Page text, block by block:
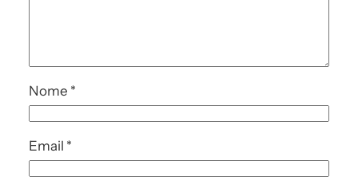
Nome *
Email *